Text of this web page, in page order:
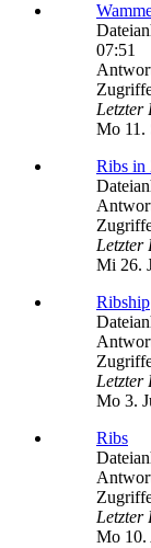
07:51
Letzter
Mo 11.
Ribs in
Letzter
Mi 26.
Ribship
Letzter
Mo 3.
Ribs
Letzter
Mo 10.